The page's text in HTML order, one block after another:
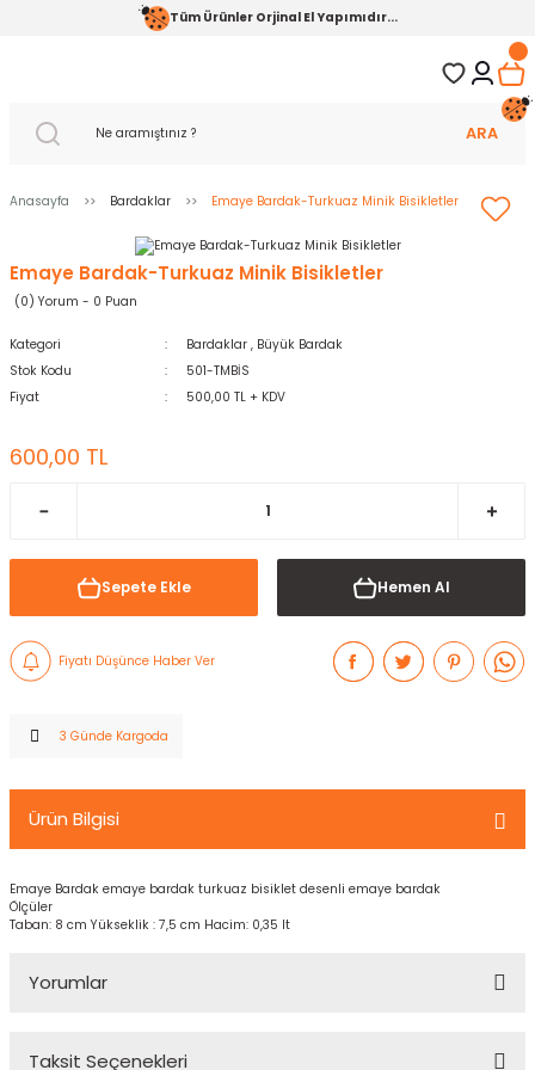
Tüm Ürünler Orjinal El Yapımıdır...
ARA
Anasayfa Bardaklar Emaye Bardak-Turkuaz Minik Bisikletler
Emaye Bardak-Turkuaz Minik Bisikletler
(0) Yorum - 0 Puan
Kategori Bardaklar , Büyük Bardak
Stok Kodu
501-TMBİS
Fiyat
500,00 TL + KDV
600,00 TL
Sepete Ekle Hemen Al
Fiyatı Düşünce Haber Ver
3 Günde Kargoda
Ürün Bilgisi
Emaye Bardak emaye bardak turkuaz bisiklet desenli emaye bardak
Ölçüler
Taban: 8 cm Yükseklik : 7,5 cm Hacim: 0,35 lt
Yorumlar
Taksit Seçenekleri